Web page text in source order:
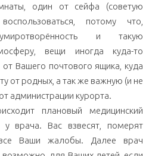
один от сейфа (советую
потому что,
и такую
вещи иногда куда-то
Вашего почтового ящика, куда
от родных, а так же важную (и не
администрации курорта.
плановый медицинский
врача. Вас взвесят, померят
Ваши жалобы. Далее врач